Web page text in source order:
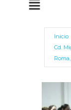
Inicio
Cd.